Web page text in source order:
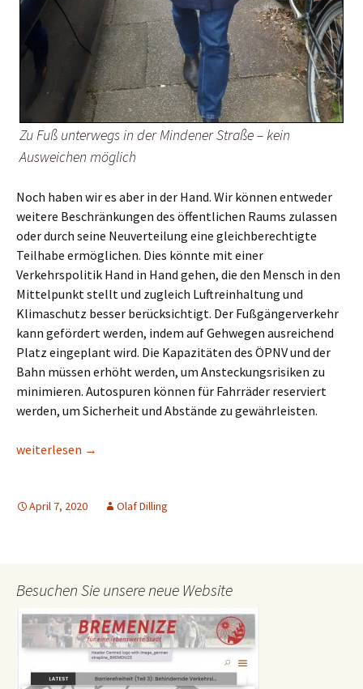
Zu Fuß unterwegs in der Mindener Straße – kein
Ausweichen möglich
Noch haben wir es aber in der Hand. Wir können entweder
weitere Beschränkungen des öffentlichen Raums zulassen
oder durch seine Neuverteilung eine gleichberechtigte
Teilhabe ermöglichen. Dies könnte mit einer
Verkehrspolitik Hand in Hand gehen, die den Mensch in den
Mittelpunkt stellt und zugleich Luftreinhaltung und
Klimaschutz besser berücksichtigt. Der Fußgängerverkehr
kann gefördert werden, indem auf Gehwegen ausreichend
Platz eingeplant wird. Die Kapazitäten des ÖPNV und der
Bahn müssen erhöht werden, um Ansteckungsrisiken zu
minimieren. Autospuren können für Fahrräder reserviert
werden, um Sicherheit und Abstände zu gewährleisten.
Nach Corona – Zur Zukunft des öffentlichen Raums
weiterlesen →
April 7, 2020 Olaf Dilling
Besuchen Sie unsere neue Website